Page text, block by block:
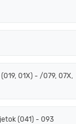
01X) - /079, 07X,
(041) - 093